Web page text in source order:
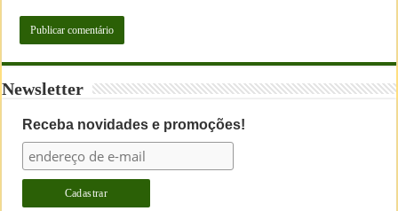
Newsletter
Receba novidades e promoções!